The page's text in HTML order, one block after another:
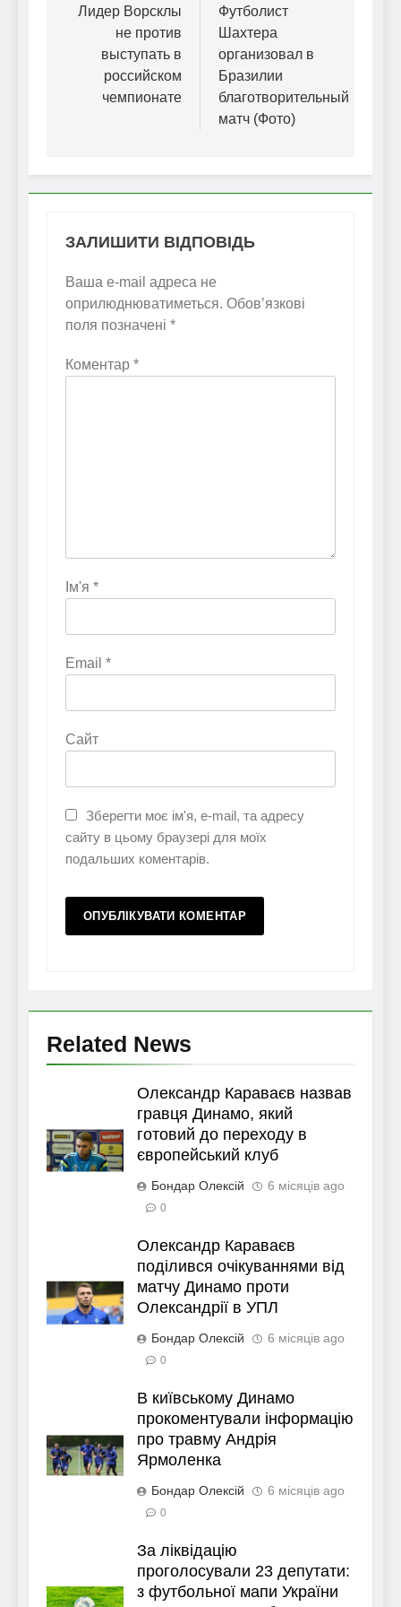
записів
Лидер Ворсклы
не против
выступать в
российском
чемпионате
Футболист
Шахтера
организовал в
Бразилии
благотворительный
матч (Фото)
ЗАЛИШИТИ ВІДПОВІДЬ
Ваша e-mail адреса не
оприлюднюватиметься. Обов’язкові
поля позначені *
Коментар *
Ім'я *
Email *
Сайт
Зберегти моє ім'я, e-mail, та адресу
сайту в цьому браузері для моїх
подальших коментарів.
Related News
Олександр Караваєв назвав
гравця Динамо, який
готовий до переходу в
європейський клуб
Бондар Олексій 6 місяців ago
0
Олександр Караваєв
поділився очікуваннями від
матчу Динамо проти
Олександрії в УПЛ
Бондар Олексій 6 місяців ago
0
В київському Динамо
прокоментували інформацію
про травму Андрія
Ярмоленка
Бондар Олексій 6 місяців ago
0
За ліквідацію
проголосували 23 депутати:
з футбольної мапи України